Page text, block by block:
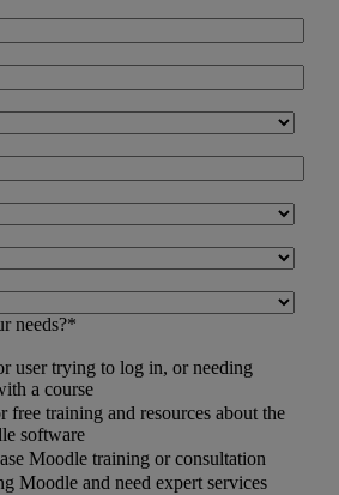
needs?*
user trying to log in, or needing
a course
free training and resources about the
software
Moodle training or consultation
Moodle and need expert services